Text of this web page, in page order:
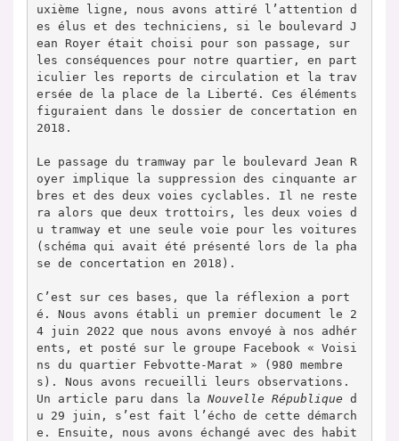
uxième ligne, nous avons attiré l’attention d
es élus et des techniciens, si le boulevard J
ean Royer était choisi pour son passage, sur
les conséquences pour notre quartier, en part
iculier les reports de circulation et la trav
ersée de la place de la Liberté. Ces éléments
figuraient dans le dossier de concertation en
2018.
Le passage du tramway par le boulevard Jean R
oyer implique la suppression des cinquante ar
bres et des deux voies cyclables. Il ne reste
ra alors que deux trottoirs, les deux voies d
u tramway et une seule voie pour les voitures
(schéma qui avait été présenté lors de la pha
se de concertation en 2018).
C’est sur ces bases, que la réflexion a port
é. Nous avons établi un premier document le 2
4 juin 2022 que nous avons envoyé à nos adhér
ents, et posté sur le groupe Facebook « Voisi
ns du quartier Febvotte-Marat » (980 membre
s). Nous avons recueilli leurs observations.
Un article paru dans la Nouvelle République d
u 29 juin, s’est fait l’écho de cette démarch
e. Ensuite, nous avons échangé avec des habit